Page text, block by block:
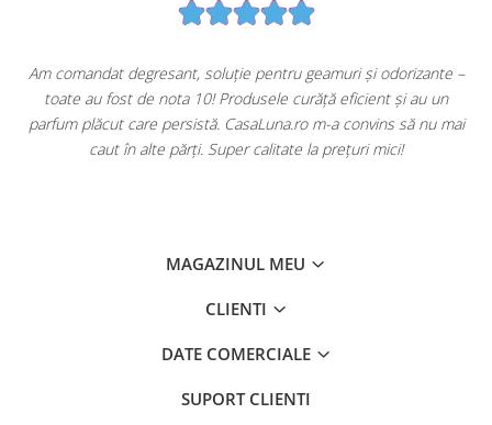
Am comandat degresant, soluție pentru geamuri și odorizante –
toate au fost de nota 10! Produsele curăță eficient și au un
parfum plăcut care persistă. CasaLuna.ro m-a convins să nu mai
caut în alte părți. Super calitate la prețuri mici!
MAGAZINUL MEU
CLIENTI
DATE COMERCIALE
SUPORT CLIENTI